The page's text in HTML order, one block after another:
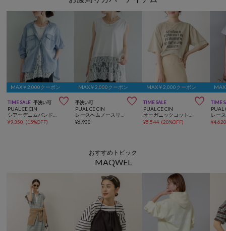
MAX￥2,000クーポン
TIME SALE 手洗い可 
PUAL CE CIN
シアーデニムバンドカラーブラウス
¥9,350 (15%OFF)
MAX￥2,000クーポン
手洗い可 
PUAL CE CIN
レースヘムノースリーブカットソー
¥6,930
MAX￥2,000クーポン
TIME SALE 
PUAL CE CIN
オーガニックコットンロゴプリントT
¥5,544 (20%OFF)
TIME
PUAL
¥
おすすめトピック
MAQWEL